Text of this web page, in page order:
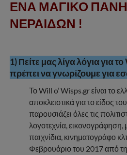
ΕΝΑ ΜΑΓΙΚΟ
ΝΕΡΑΙΔΩΝ !
1) Πείτε μας λίγα λόγια για
πρέπει να γνωρίζουμε για
Το Will o’ Wisps.gr είναι το
αποκλειστικά για το είδος
παρουσιάζει όλες τις
λογοτεχνία, εικονογράφηση,
παιχνίδια, κινηματογράφο
Φεβρουάριο του 2017 από